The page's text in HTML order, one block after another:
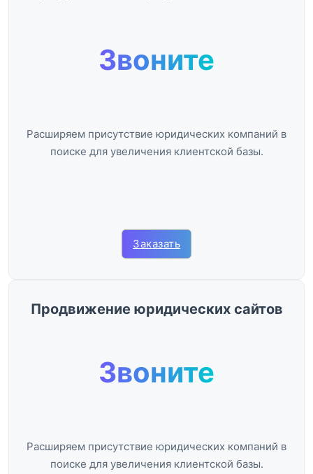
Звоните
Расширяем присутствие юридических компаний в
поиске для увеличения клиентской базы.
Заказать
Продвижение юридических сайтов
Звоните
Расширяем присутствие юридических компаний в
поиске для увеличения клиентской базы.